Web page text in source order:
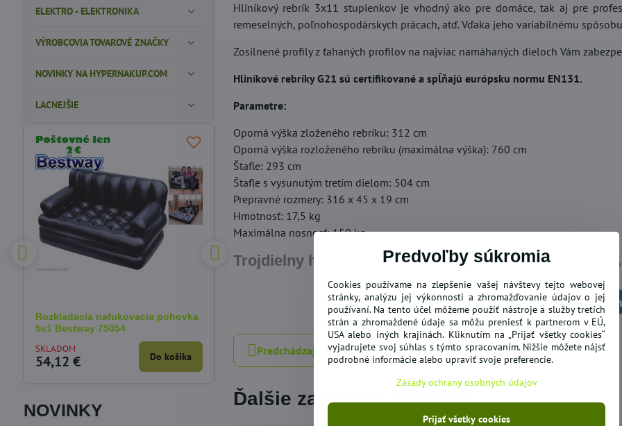
Hliníkový rebrík 3x11 stupienkov je vhodný ako pre domáce, tak aj pre
remeselných, poľnohospodárskych prácach, atď. Vďaka jeho variabilnému
Zosilnené profily z ťahaných profilov na najviac namáhaných dieloch Vám
Hliníkové rebríky G21 sú certifikované a spĺňajú európsku normu EN131.
Parametre:
Oporná výška zloženého rebríku: 312 cm
Oporná výška rozloženého rebríku (maximálna výška): 760 cm
Štafle: 293 cm
Štafle s vysunutým tretím dielom: 504 cm
Prepravné rozmery: 316 x 45 x 19 cm
Hmotnosť: 17,5 kg
Maximálna nosnosť: 150 kg
Trojdielny hliníkový rebrík 7,6m | PREDAJ |
FacebookTwitterBlueskyPinterestReddit
Predchádzajúci produkt
Ďalšie zaujmavé produkty
ELEKTRO - ELEKTRONIKA
VÝROBCOVIA TOVAROVÉ ZNAČKY
NOVINKY NA HYPERNAKUP.COM
LACNEJŠIE
Rozkladacia nafukovacia pohovka
5v1 Bestway 75054
SKLADOM
54,12 € Do košíka
78%
ODPORÚČAME
Korektor fixátor Hallux Valgus
SKLADOM
4,31 € Do košíka
Záhradný domček kovový GAH
1300 - 340 x 382 cm
SKLADOM
821,54 € Do košíka
NOVINKY
Predvoľby súkromia
Cookies používame na zlepšenie vašej návštevy tejto webovej
stránky, analýzu jej výkonnosti a zhromažďovanie údajov o jej
používaní. Na tento účel môžeme použiť nástroje a služby tretích
strán a zhromaždené údaje sa môžu preniesť k partnerom v EÚ,
USA alebo iných krajinách. Kliknutím na „Prijať všetky cookies“
vyjadrujete svoj súhlas s týmto spracovaním. Nižšie môžete nájsť
podrobné informácie alebo upraviť svoje preferencie.
Zásady ochrany osobných údajov
Prijať všetky cookies